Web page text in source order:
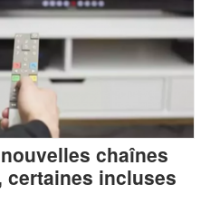
chaînes
certaines incluses